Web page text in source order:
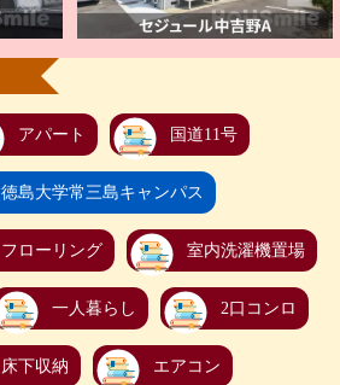
アパート 国道11号
徳島大学常三島キャンパス
フローリング 室内洗濯機置場
一人暮らし 2口コンロ
床下収納 エアコン